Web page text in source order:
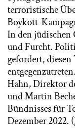
terroristische
Boykott-
In den jüdischen
und Furcht.
gefordert,
Hahn, Direktor
und Martin
Bündnisses für
Dezember 2022. (